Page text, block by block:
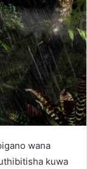
wana
kuwa